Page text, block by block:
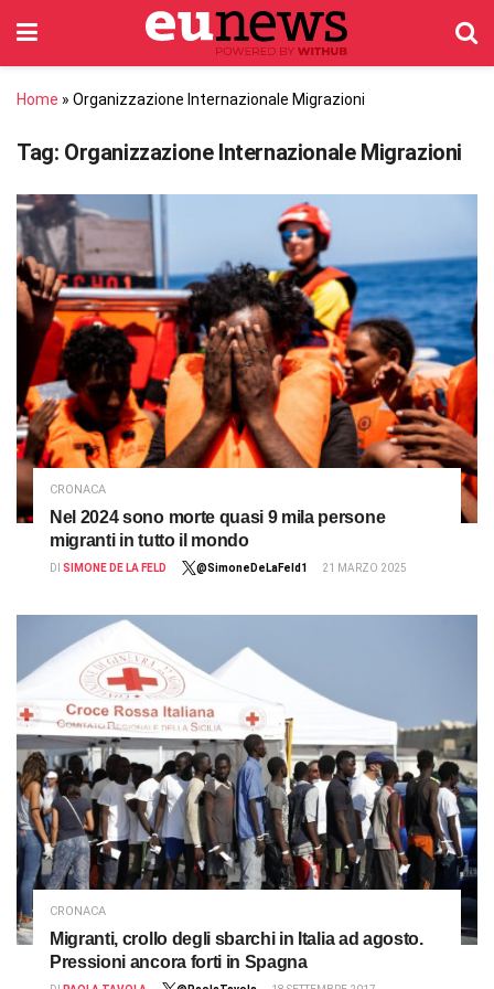
Home » Organizzazione Internazionale Migrazioni
Tag: Organizzazione Internazionale Migrazioni
CRONACA
Nel 2024 sono morte quasi 9 mila persone
migranti in tutto il mondo
DI SIMONE DE LA FELD @SimoneDeLaFeld1 21 MARZO 2025
CRONACA
Migranti, crollo degli sbarchi in Italia ad agosto.
Pressioni ancora forti in Spagna